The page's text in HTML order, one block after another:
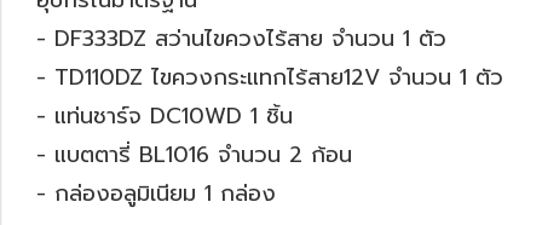
- DF333DZ สว่านไขควงไร้สาย จำนวน 1 ตัว
- TD110DZ ไขควงกระแทกไร้สาย12V จำนวน 1 ตัว
- แท่นชาร์จ DC10WD 1 ชิ้น
- แบตตารี่ BL1016 จำนวน 2 ก้อน
- กล่องอลูมิเนียม 1 กล่อง